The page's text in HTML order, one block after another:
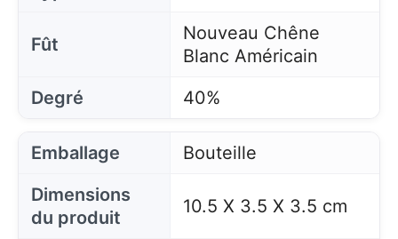
Fût
Nouveau Chêne
Blanc Américain
Degré
40%
Emballage
Bouteille
Dimensions
du produit
10.5 X 3.5 X 3.5 cm